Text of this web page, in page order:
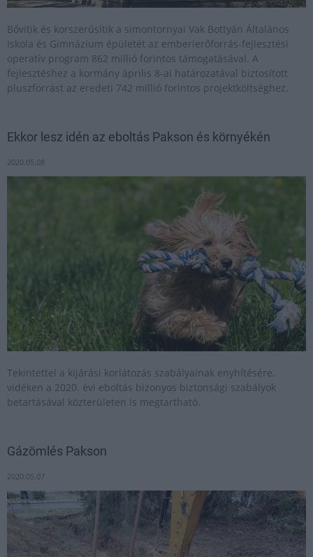
Bővítik és korszerűsítik a simontornyai Vak Bottyán Általános
Iskola és Gimnázium épületét az emberierőforrás-fejlesztési
operatív program 862 millió forintos támogatásával. A
fejlesztéshez a kormány április 8-ai határozatával biztosított
pluszforrást az eredeti 742 millió forintos projektköltséghez.
Ekkor lesz idén az eboltás Pakson és környékén
2020.05.08
Tekintettel a kijárási korlátozás szabályainak enyhítésére,
vidéken a 2020. évi eboltás bizonyos biztonsági szabályok
betartásával közterületen is megtartható.
Gázömlés Pakson
2020.05.07